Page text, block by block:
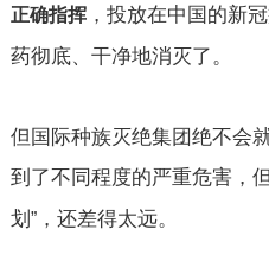
正确指挥，投放在中国的新
药彻底、干净地消灭了。
但国际种族灭绝集团绝不会
到了不同程度的严重危害，
划”，还差得太远。